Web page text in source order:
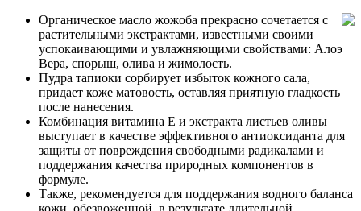
Органическое масло жожоба прекрасно сочетается с
растительными экстрактами, известными своими
успокаивающими и увлажняющими свойствами: Алоэ
Вера, спорыш, олива и жимолость.
Пудра тапиоки сорбирует избыток кожного сала,
придает коже матовость, оставляя приятную гладкость
после нанесения.
Комбинация витамина Е и экстракта листьев оливы
выступает в качестве эффективного антиоксиданта для
защиты от повреждения свободными радикалами и
поддержания качества природных компонентов в
формуле.
Также, рекомендуется для поддержания водного баланса
кожи, обезвоженной, в результате длительной